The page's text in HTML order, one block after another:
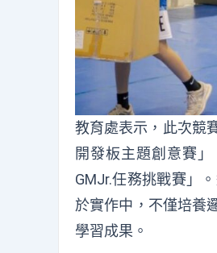
教育處表示，此次競
開發板主題創意賽
GMJr.任務挑戰賽」
於實作中，不僅培養
學習成果。